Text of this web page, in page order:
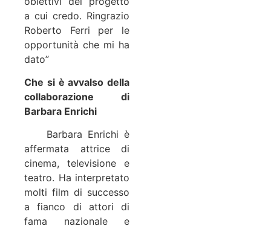
a cui credo. Ringrazio
Roberto Ferri per le
opportunità che mi ha
dato”
Che si è avvalso della
collaborazione di
Barbara Enrichi
Barbara Enrichi è
affermata attrice di
cinema, televisione e
teatro. Ha interpretato
molti film di successo
a fianco di attori di
fama nazionale e